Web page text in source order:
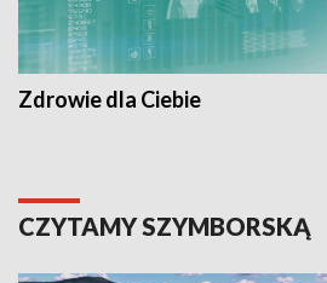
Zdrowie dla Ciebie
CZYTAMY SZYMBORSKĄ